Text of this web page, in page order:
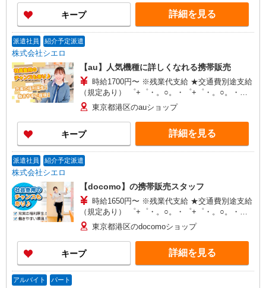
い・週払い可能（規程有）★ ゜・。○。・゜
+゜・。○。・゜+゜
キープ 詳細を見る
派遣社員 紹介予定派遣
株式会社シエロ
【au】人気機種に詳しくなれる携帯販売
時給1700円〜 ※残業代支給 ★交通費別途支給
（規定あり） ゜+゜・。○。・゜+゜・。○。・゜
+゜ 入社祝い金10万円支給(規定有) お友達を紹介
頂くと, インセンティブ支給(規定有) ★月2回払
い・週払い可能（規程有）★ ゜・。○。・゜
+゜・。○。・゜+゜
東京都港区のauショップ
キープ 詳細を見る
派遣社員 紹介予定派遣
株式会社シエロ
【docomo】の携帯販売スタッフ
時給1650円〜 ※残業代支給 ★交通費別途支給
（規定あり） ゜+゜・。○。・゜+゜・。○。・゜
+゜ 入社祝い金10万円支給(規定有) お友達を紹介
頂くと, インセンティブ支給(規定有) ★月2回払
い・週払い可能（規程有）★ ゜・。○。・゜
+゜・。○。・゜+゜
東京都港区のdocomoショップ
キープ 詳細を見る
アルバイト パート